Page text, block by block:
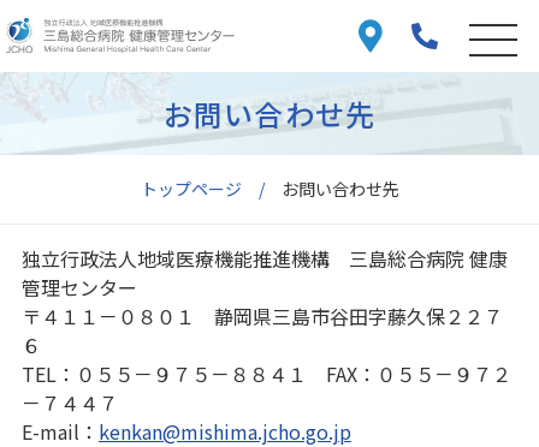
トップページ お問い合わせ先
お問い合わせ先
独立行政法人地域医療機能推進機構 三島総合病院 健康
管理センター
〒４１１－０８０１ 静岡県三島市谷田字藤久保２２７
６
TEL：０５５－９７５－８８４１ FAX：０５５－９７２
－７４４７
E-mail： kenkan@mishima.jcho.go.jp